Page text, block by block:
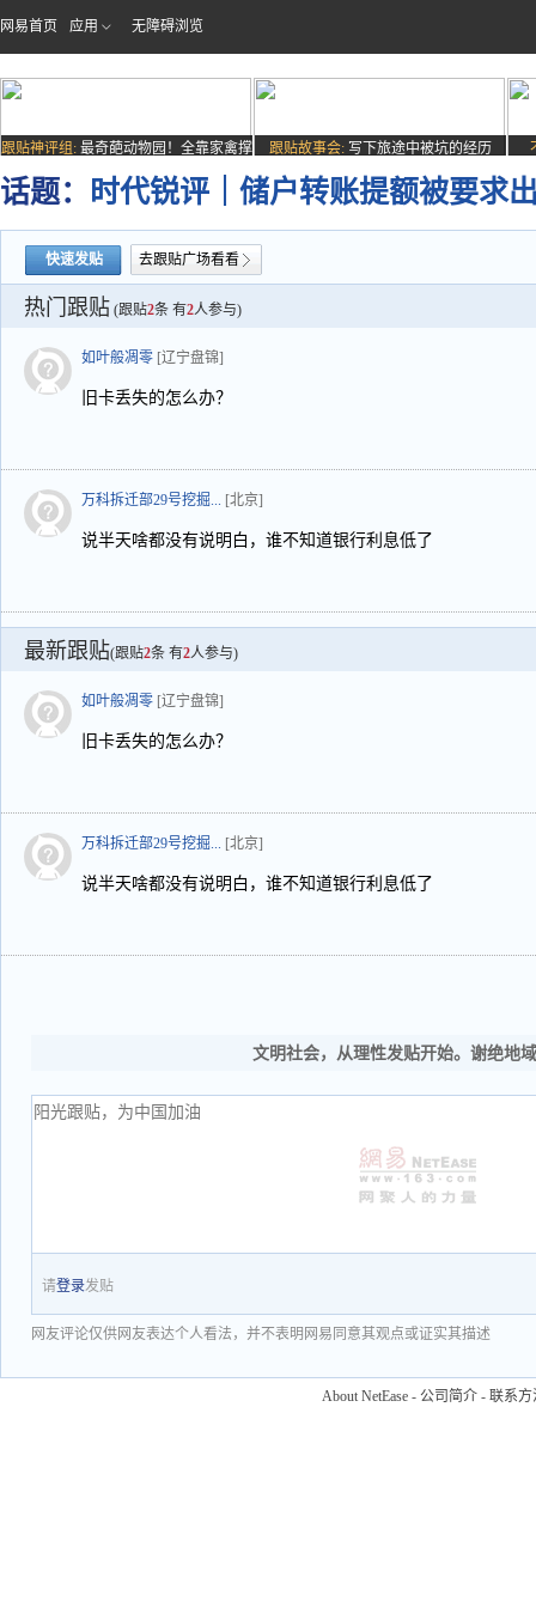
网易首页 应用 无障碍浏览
跟贴神评组: 最奇葩动物园！全靠家禽撑
场子
跟贴故事会: 写下旅途中被坑的经历
话题： 时代锐评｜储户转账提额被要求
快速发贴 去跟贴广场看看
热门跟贴 (跟贴2条 有2人参与)
如叶般凋零 [辽宁盘锦]
旧卡丢失的怎么办？
万科拆迁部29号挖掘... [北京]
说半天啥都没有说明白，谁不知道银行利息低了
最新跟贴(跟贴2条 有2人参与)
如叶般凋零 [辽宁盘锦]
旧卡丢失的怎么办？
万科拆迁部29号挖掘... [北京]
说半天啥都没有说明白，谁不知道银行利息低了
文明社会，从理性发贴开始。谢绝地
请登录发贴
网友评论仅供网友表达个人看法，并不表明网易同意其观点或证实其描述
About NetEase - 公司简介 - 联系方